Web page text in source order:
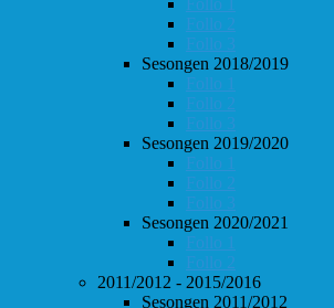
Follo 2
Follo 3
Sesongen 2018/2019
Follo 1
Follo 2
Follo 3
Sesongen 2019/2020
Follo 1
Follo 2
Follo 3
Sesongen 2020/2021
Follo 1
Follo 2
2011/2012 - 2015/2016
Sesongen 2011/2012